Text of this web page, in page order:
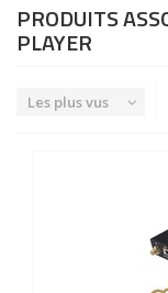
PRODUITS
PLAYER
Les plus vus